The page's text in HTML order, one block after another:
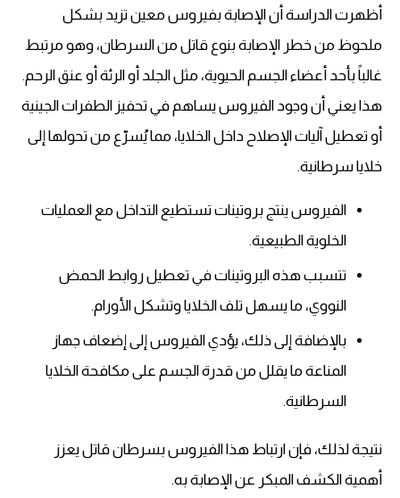
أظهرت الدراسة أن الإصابة بفيروس معين تزيد بشكل
ملحوظ من خطر الإصابة بنوع قاتل من السرطان، وهو مرتبط
غالباً بأحد أعضاء الجسم الحيوية، مثل الجلد أو الرئة أو عنق الرحم.
هذا يعني أن وجود الفيروس يساهم في تحفيز الطفرات الجينية
أو تعطيل آليات الإصلاح داخل الخلايا، مما يُسرّع من تحولها إلى
خلايا سرطانية.
الفيروس ينتج بروتينات تستطيع التداخل مع العمليات
الخلوية الطبيعية.
تتسبب هذه البروتينات في تعطيل روابط الحمض
النووي، ما يسهل تلف الخلايا وتشكل الأورام.
بالإضافة إلى ذلك، يؤدي الفيروس إلى إضعاف جهاز
المناعة ما يقلل من قدرة الجسم على مكافحة الخلايا
السرطانية.
نتيجة لذلك، فإن ارتباط هذا الفيروس بسرطان قاتل يعزز
أهمية الكشف المبكر عن الإصابة به.